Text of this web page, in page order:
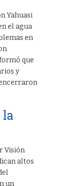
Yahuasi
el agua
en
que
y
la
Visión
altos
un